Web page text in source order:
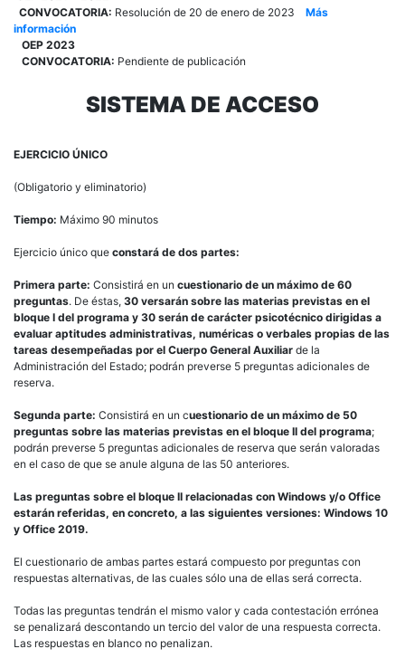
CONVOCATORIA: Resolución de 20 de enero de 2023 Más
información
OEP 2023
CONVOCATORIA: Pendiente de publicación
SISTEMA DE ACCESO
EJERCICIO ÚNICO
(Obligatorio y eliminatorio)
Tiempo: Máximo 90 minutos
Ejercicio único que constará de dos partes:
Primera parte: Consistirá en un cuestionario de un máximo de 60
preguntas. De éstas, 30 versarán sobre las materias previstas en el
bloque I del programa y 30 serán de carácter psicotécnico dirigidas a
evaluar aptitudes administrativas, numéricas o verbales propias de las
tareas desempeñadas por el Cuerpo General Auxiliar de la
Administración del Estado; podrán preverse 5 preguntas adicionales de
reserva.
Segunda parte: Consistirá en un cuestionario de un máximo de 50
preguntas sobre las materias previstas en el bloque II del programa;
podrán preverse 5 preguntas adicionales de reserva que serán valoradas
en el caso de que se anule alguna de las 50 anteriores.
Las preguntas sobre el bloque II relacionadas con Windows y/o Office
estarán referidas, en concreto, a las siguientes versiones: Windows 10
y Office 2019.
El cuestionario de ambas partes estará compuesto por preguntas con
respuestas alternativas, de las cuales sólo una de ellas será correcta.
Todas las preguntas tendrán el mismo valor y cada contestación errónea
se penalizará descontando un tercio del valor de una respuesta correcta.
Las respuestas en blanco no penalizan.